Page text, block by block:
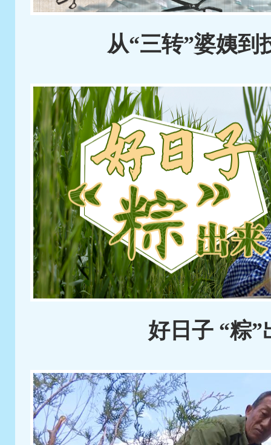
从“三转”婆姨到
好日子 “粽”